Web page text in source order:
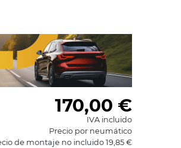
170,00 €
IVA incluido
Precio por neumático
de montaje no incluido 19,85 €